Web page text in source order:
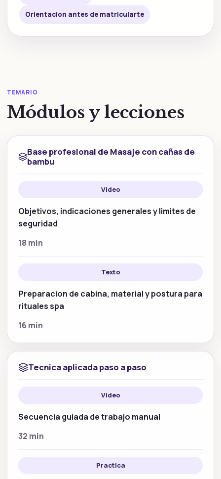
Orientacion antes de matricularte
TEMARIO
Módulos y lecciones
Base profesional de Masaje con cañas de
bambu
Video
Objetivos, indicaciones generales y limites de
seguridad
18 min
Texto
Preparacion de cabina, material y postura para
rituales spa
16 min
Tecnica aplicada paso a paso
Video
Secuencia guiada de trabajo manual
32 min
Practica